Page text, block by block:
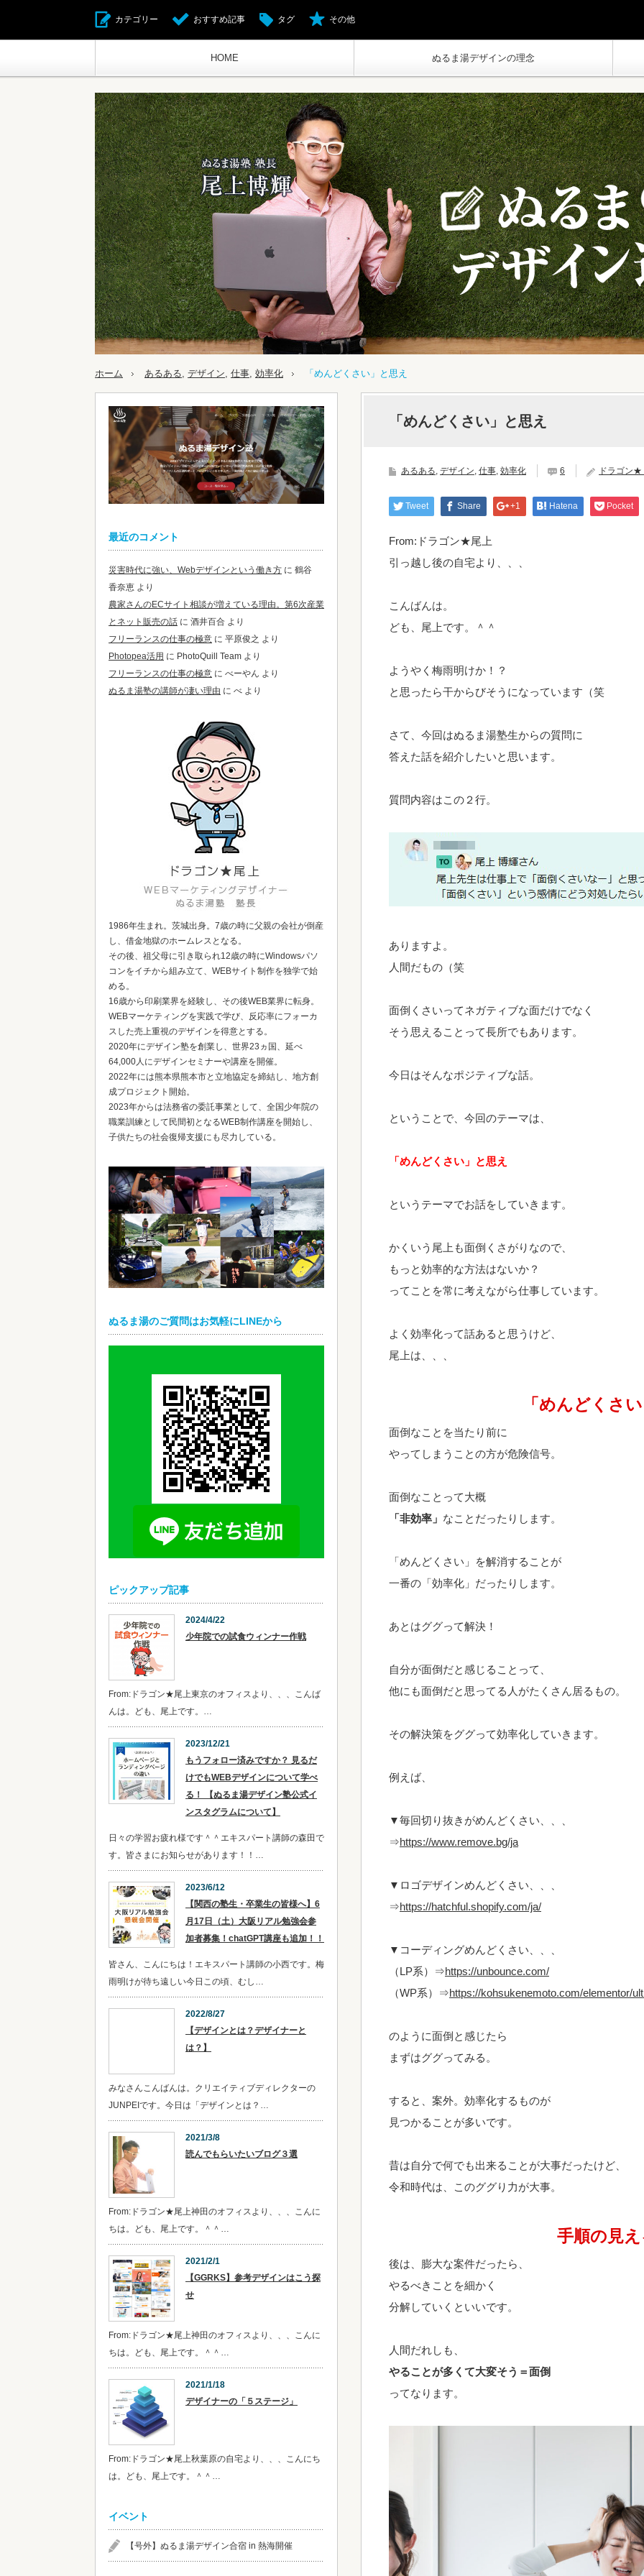
HOME ぬるま湯デザインの理念
カテゴリー おすすめ記事 タグ その他
ホーム あるある, デザイン, 仕事, 効率化 「めんどくさい」と思え
「めんどくさい」と思え
あるある, デザイン, 仕事, 効率化 6 ドラゴン★
Tweet Share +1 Hatena Pocket
From:ドラゴン★尾上
引っ越し後の自宅より、、、
こんばんは。
ども、尾上です。＾＾
ようやく梅雨明けか！？
と思ったら干からびそうになっています（笑
さて、今回はぬるま湯塾生からの質問に
答えた話を紹介したいと思います。
質問内容はこの２行。
ありますよ。
人間だもの（笑
面倒くさいってネガティブな面だけでなく
そう思えることって長所でもあります。
今日はそんなポジティブな話。
ということで、今回のテーマは、
「めんどくさい」と思え
というテーマでお話をしていきます。
かくいう尾上も面倒くさがりなので、
もっと効率的な方法はないか？
ってことを常に考えながら仕事しています。
よく効率化って話あると思うけど、
尾上は、、、
「めんどくさ
面倒なことを当たり前に
やってしまうことの方が危険信号。
面倒なことって大概
「非効率」 なことだったりします。
「めんどくさい」を解消することが
一番の「効率化」だったりします。
あとはググって解決！
自分が面倒だと感じることって、
他にも面倒だと思ってる人がたくさん居るもの。
その解決策をググって効率化していきます。
例えば、
▼毎回切り抜きがめんどくさい、、、
⇒https://www.remove.bg/ja
▼ロゴデザインめんどくさい、、、
⇒https://hatchful.shopify.com/ja/
▼コーディングめんどくさい、、、
（LP系）⇒https://unbounce.com/
（WP系）⇒https://kohsukenemoto.com/elementor/
のように面倒と感じたら
まずはググってみる。
すると、案外。効率化するものが
見つかることが多いです。
昔は自分で何でも出来ることが大事だったけど、
令和時代は、このググり力が大事。
手順の見
後は、膨大な案件だったら、
やるべきことを細かく
分解していくといいです。
人間だれしも、
やることが多くて大変そう＝面倒
ってなります。
最近のコメント
災害時代に強い、Webデザインという働き方 に 鶴谷
香奈恵 より
農家さんのECサイト相談が増えている理由。第6次産業
とネット販売の話 に 酒井百合 より
フリーランスの仕事の極意 に 平原俊之 より
Photopea活用 に PhotoQuill Team より
フリーランスの仕事の極意 に べーやん より
ぬるま湯塾の講師が凄い理由 に べ より
1986年生まれ。茨城出身。7歳の時に父親の会社が倒産
し、借金地獄のホームレスとなる。
その後、祖父母に引き取られ12歳の時にWindowsパソ
コンをイチから組み立て、WEBサイト制作を独学で始
める。
16歳から印刷業界を経験し、その後WEB業界に転身。
WEBマーケティングを実践で学び、反応率にフォーカ
スした売上重視のデザインを得意とする。
2020年にデザイン塾を創業し、世界23ヵ国、延べ
64,000人にデザインセミナーや講座を開催。
2022年には熊本県熊本市と立地協定を締結し、地方創
成プロジェクト開始。
2023年からは法務省の委託事業として、全国少年院の
職業訓練として民間初となるWEB制作講座を開始し、
子供たちの社会復帰支援にも尽力している。
ぬるま湯のご質問はお気軽にLINEから
ピックアップ記事
2024/4/22
少年院での試食ウィンナー作戦
From:ドラゴン★尾上東京のオフィスより、、、こんば
んは。ども、尾上です。…
2023/12/21
​​もうフォロー済みですか？ 見るだ
けでもWEBデザインについて学べ
る！ 【ぬるま湯デザイン塾公式イ
ンスタグラムについて】
日々の学習お疲れ様です＾＾エキスパート講師の森田で
す。皆さまにお知らせがあります！！…
2023/6/12
【関西の塾生・卒業生の皆様へ】6
月17日（土）大阪リアル勉強会参
加者募集！chatGPT講座も追加！！
皆さん、こんにちは！エキスパート講師の小西です。梅
雨明けが待ち遠しい今日この頃、むし…
2022/8/27
【デザインとは？デザイナーと
は？】
みなさんこんばんは。クリエイティブディレクターの
JUNPEIです。今日は「デザインとは？…
2021/3/8
読んでもらいたいブログ３選
From:ドラゴン★尾上神田のオフィスより、、、こんに
ちは。ども、尾上です。＾＾…
2021/2/1
【GGRKS】参考デザインはこう探
せ
From:ドラゴン★尾上神田のオフィスより、、、こんに
ちは。ども、尾上です。＾＾…
2021/1/18
デザイナーの「５ステージ」
From:ドラゴン★尾上秋葉原の自宅より、、、こんにち
は。ども、尾上です。＾＾…
イベント
【号外】ぬるま湯デザイン合宿 in 熱海開催